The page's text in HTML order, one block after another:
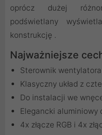
oprócz dużej
podświetlany
konstrukcję .
Najważniejsze
Sterownik
Klasyczny układ z
Do instalacji we
Elegancki aluminiowy
4x złącze RGB i 4x